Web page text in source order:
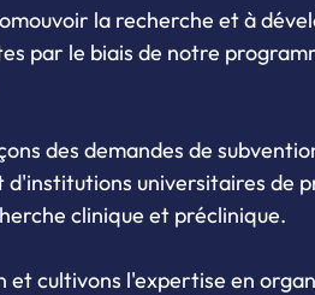
la recherche et à
par le biais de notre
des demandes de
universitaires de
clinique et préclinique.
et cultivons l'expertise en